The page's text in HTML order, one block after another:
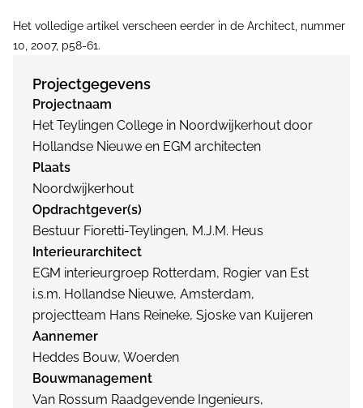
Het volledige artikel verscheen eerder in de Architect, nummer
10, 2007, p58-61.
Projectgegevens
Projectnaam
Het Teylingen College in Noordwijkerhout door
Hollandse Nieuwe en EGM architecten
Plaats
Noordwijkerhout
Opdrachtgever(s)
Bestuur Fioretti-Teylingen, M.J.M. Heus
Interieurarchitect
EGM interieurgroep Rotterdam, Rogier van Est
i.s.m. Hollandse Nieuwe, Amsterdam,
projectteam Hans Reineke, Sjoske van Kuijeren
Aannemer
Heddes Bouw, Woerden
Bouwmanagement
Van Rossum Raadgevende Ingenieurs,